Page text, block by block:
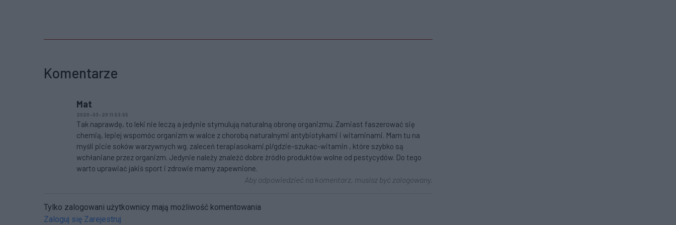
Komentarze
Mat
2020-03-20 11:53:55
Tak naprawdę, to leki nie leczą a jedynie stymulują naturalną obronę organizmu. Zamiast faszerować się
chemią, lepiej wspomóc organizm w walce z chorobą naturalnymi antybiotykami i witaminami. Mam tu na
myśli picie soków warzywnych wg. zaleceń terapiasokami.pl/gdzie-szukac-witamin , które szybko są
wchłaniane przez organizm. Jedynie należy znaleźć dobre źródło produktów wolne od pestycydów. Do tego
warto uprawiać jakiś sport i zdrowie mamy zapewnione.
Aby odpowiedzieć na komentarz, musisz być zalogowany.
Tylko zalogowani użytkownicy mają możliwość komentowania
Zaloguj się Zarejestruj